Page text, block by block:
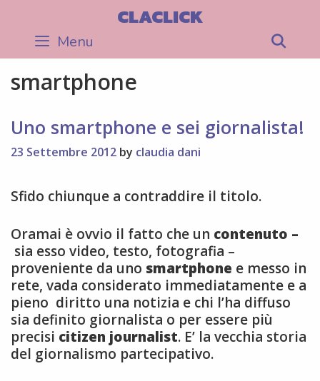
content
CLACLICK
Menu
smartphone
Uno smartphone e sei giornalista!
23 Settembre 2012 by claudia dani
Sfido chiunque a contraddire il titolo.
Oramai è ovvio il fatto che un contenuto –
sia esso video, testo, fotografia –
proveniente da uno smartphone e messo in
rete, vada considerato immediatamente e a
pieno diritto una notizia e chi l’ha diffuso
sia definito giornalista o per essere più
precisi citizen journalist. E’ la vecchia storia
del giornalismo partecipativo.